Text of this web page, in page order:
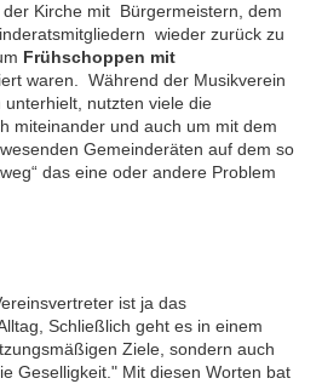
Kirche mit Bürgermeistern, dem
wieder zurück zu
Frühschoppen mit
waren. Während der Musikverein
nutzten viele die
miteinander und auch um mit dem
Gemeinderäten auf dem so
das eine oder andere Problem
ist ja das
Schließlich geht es in einem
Ziele, sondern auch
Geselligkeit." Mit diesen Worten bat